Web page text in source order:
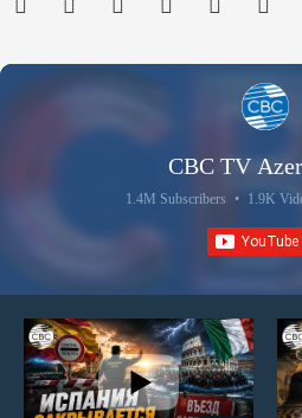
CBC TV
1.4M Subscribers • 1.9K